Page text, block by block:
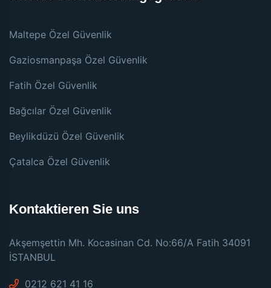
Maltepe Özel Güvenlik
Gaziosmanpaşa Özel Güvenlik
Fatih Özel Güvenlik
Bağcılar Özel Güvenlik
Beylikdüzü Özel Güvenlik
Çatalca Özel Güvenlik
Kontaktieren Sie uns
Akşemşettin Mh. Kocasinan Cd. No:66/A Fatih 34091
İSTANBUL
0212 621 41 16